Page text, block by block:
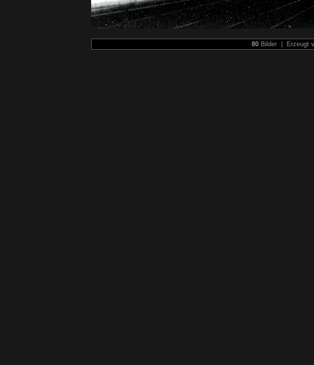
80 Bilder | Erzeugt